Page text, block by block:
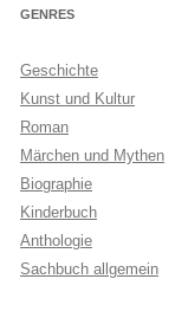
GENRES
Geschichte
Kunst und Kultur
Roman
Märchen und Mythen
Biographie
Kinderbuch
Anthologie
Sachbuch allgemein